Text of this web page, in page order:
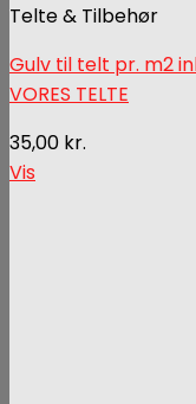
Telte & Tilbehør
Gulv til telt pr. m2
VORES TELTE
35,00 kr.
Vis